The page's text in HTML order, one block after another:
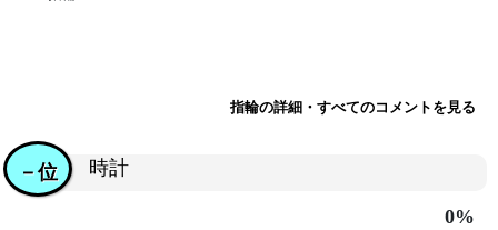
指輪の詳細・すべてのコメントを見る
時計
－位
0%